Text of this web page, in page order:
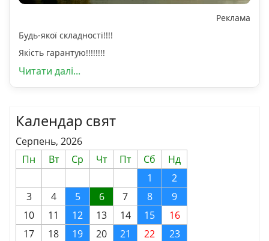
Реклама
Будь-якої складності!!!!
Якість гарантую!!!!!!!!
Читати далі...
Календар свят
Серпень, 2026
Пн
Вт Ср Чт Пт Сб
Нд
1
2
3
4 5 6 7 8
9
10
11 12 13 14 15
16
17
18 19 20 21 22
23